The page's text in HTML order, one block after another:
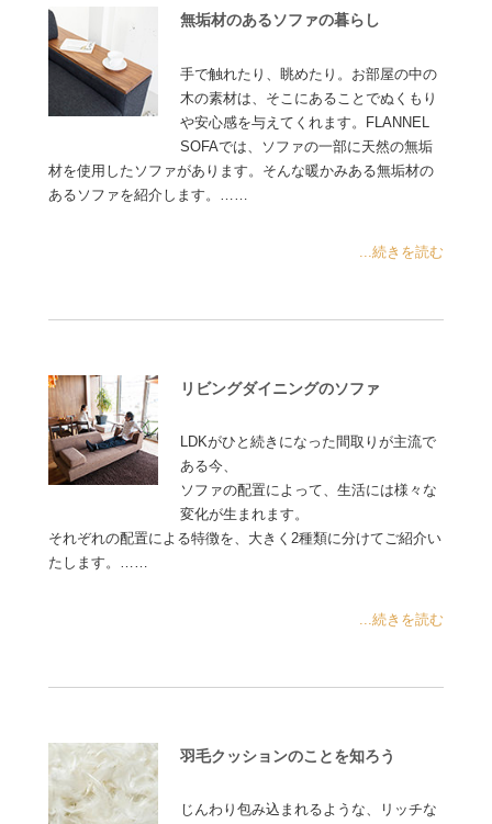
無垢材のあるソファの暮らし
手で触れたり、眺めたり。お部屋の中の
木の素材は、そこにあることでぬくもり
や安心感を与えてくれます。FLANNEL
SOFAでは、ソファの一部に天然の無垢
材を使用したソファがあります。そんな暖かみある無垢材の
あるソファを紹介します。……
...続きを読む
リビングダイニングのソファ
LDKがひと続きになった間取りが主流で
ある今、
ソファの配置によって、生活には様々な
変化が生まれます。
それぞれの配置による特徴を、大きく2種類に分けてご紹介い
たします。……
...続きを読む
羽毛クッションのことを知ろう
じんわり包み込まれるような、リッチな